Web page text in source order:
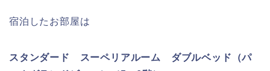
宿泊したお部屋は
スタンダード スーペリアルーム ダブルベッド（パ